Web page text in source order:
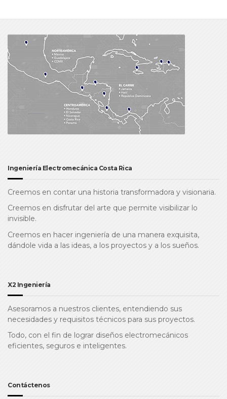
Ingeniería Electromecánica Costa Rica
Creemos en contar una historia transformadora y visionaria.
Creemos en disfrutar del arte que permite visibilizar lo
invisible.
Creemos en hacer ingeniería de una manera exquisita,
dándole vida a las ideas, a los proyectos y a los sueños.
X2 Ingeniería
Asesoramos a nuestros clientes, entendiendo sus
necesidades y requisitos técnicos para sus proyectos.
Todo, con el fin de lograr diseños electromecánicos
eficientes, seguros e inteligentes.
Contáctenos